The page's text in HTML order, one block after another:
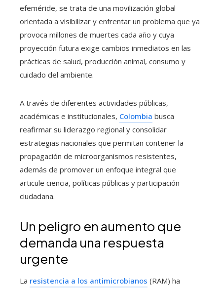
efeméride, se trata de una movilización global
orientada a visibilizar y enfrentar un problema que ya
provoca millones de muertes cada año y cuya
proyección futura exige cambios inmediatos en las
prácticas de salud, producción animal, consumo y
cuidado del ambiente.
A través de diferentes actividades públicas,
académicas e institucionales, Colombia busca
reafirmar su liderazgo regional y consolidar
estrategias nacionales que permitan contener la
propagación de microorganismos resistentes,
además de promover un enfoque integral que
articule ciencia, políticas públicas y participación
ciudadana.
Un peligro en aumento que
demanda una respuesta
urgente
La resistencia a los antimicrobianos (RAM) ha